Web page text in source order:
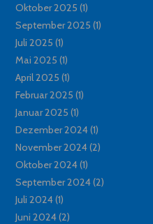
Oktober 2025 (1)
September 2025 (1)
Juli 2025 (1)
Mai 2025 (1)
April 2025 (1)
Februar 2025 (1)
Januar 2025 (1)
Dezember 2024(1)
November 2024(2)
Oktober 2024(1)
September 2024(2)
Juli 2024(1)
Juni 2024(2)